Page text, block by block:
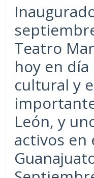
Teatro
hoy en
cultural y
León, y
activos en